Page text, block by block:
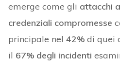
emerge come gli attacchi
credenziali compromesse
principale nel42%di quei
il 67% degli incidenti